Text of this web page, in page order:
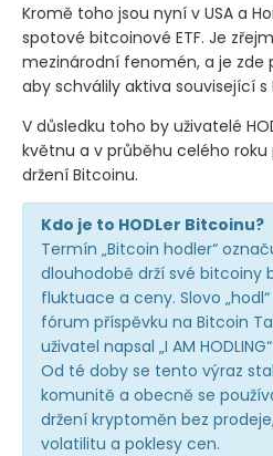
Kromě toho jsou nyní v USA a
spotové bitcoinové ETF. Je
mezinárodní fenomén, a je zde
aby schválily aktiva související s
V důsledku toho by uživatelé
květnu a v průběhu celého
držení Bitcoinu.
Kdo je to HODLer Bitcoinu?
Termín „Bitcoin hodler“
dlouhodobě drží své bitcoiny
fluktuace a ceny. Slovo
fórum příspěvku na Bitcoin
uživatel napsal „I AM
Od té doby se tento výraz
komunitě a obecně se
držení kryptoměn bez
volatilitu a poklesy cen.